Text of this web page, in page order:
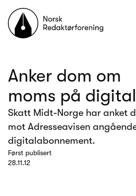
Til forsiden
Anker dom om
moms på
Skatt Midt-Norge har anket
mot Adresseavisen
digitalabonnement.
Først publisert
28.11.12